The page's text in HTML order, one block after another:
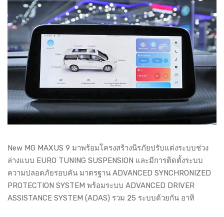
New MG MAXUS 9 มาพร้อมโครงสร้างนิรภัยปรับแต่งระบบช่วง
ล่างแบบ EURO TUNING SUSPENSION และมีการติดตั้งระบบ
ความปลอดภัยรอบคัน มาตรฐาน ADVANCED SYNCHRONIZED
PROTECTION SYSTEM พร้อมระบบ ADVANCED DRIVER
ASSISTANCE SYSTEM (ADAS) รวม 25 ระบบด้วยกัน อาทิ